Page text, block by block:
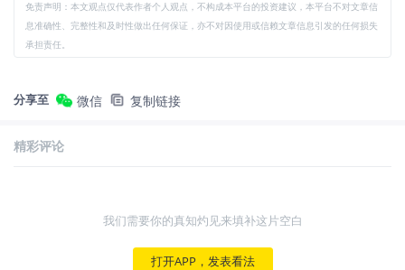
免责声明：本文观点仅代表作者个人观点，不构成本平台的投资建议，本平台不对文章信
息准确性、完整性和及时性做出任何保证，亦不对因使用或信赖文章信息引发的任何损失
承担责任。
分享至 微信 复制链接
精彩评论
我们需要你的真知灼见来填补这片空白
打开APP，发表看法